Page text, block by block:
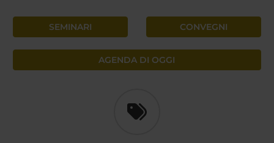
SEMINARI CONVEGNI
AGENDA DI OGGI